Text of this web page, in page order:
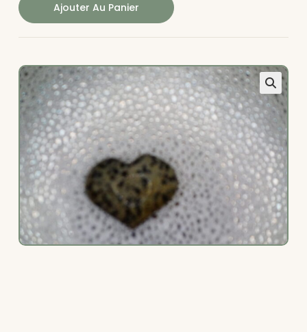
Ajouter Au Panier